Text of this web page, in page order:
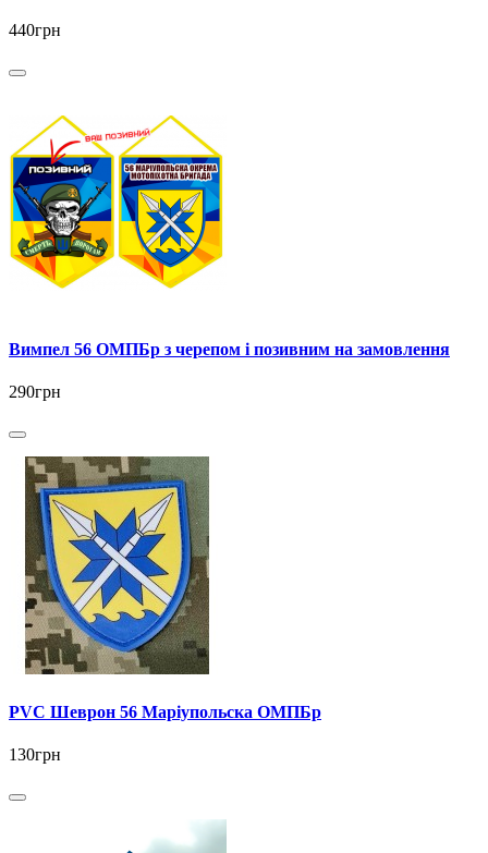
440грн
Вимпел 56 ОМПБр з черепом і позивним на замовлення
290грн
PVC Шеврон 56 Маріупольска ОМПБр
130грн